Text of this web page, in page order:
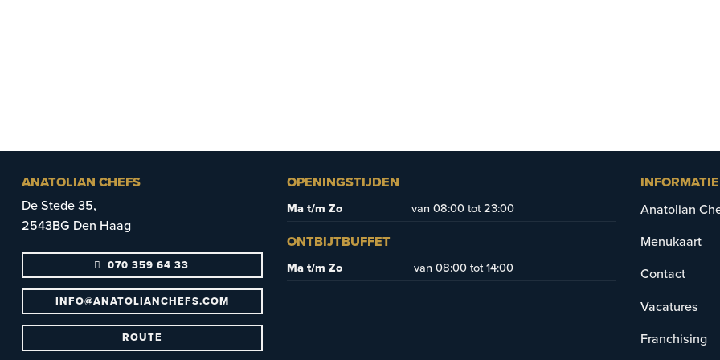
ANATOLIAN CHEFS
De Stede 35,
2543BG Den Haag
070 359 64 33
INFO@ANATOLIANCHEFS.COM
ROUTE
OPENINGSTIJDEN
Ma t/m Zo van 08:00 tot 23:00
ONTBIJTBUFFET
Ma t/m Zo van 08:00 tot 14:00
INFORMATIE
Anatolian
Menukaart
Contact
Vacatures
Franchising